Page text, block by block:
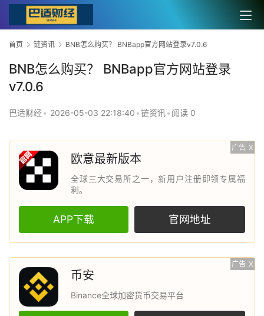
首页 链资讯 BNB怎么购买？ BNBapp官方网站登录v7.0.6
BNB怎么购买？ BNBapp官方网站登录
v7.0.6
巴适财经• 2026-05-03 22:18:40 •链资讯 • 阅读 0
广告 X
欧意最新版本
全球三大交易所之一，新用户注册即领专属福
利。
APP下载 官网地址
广告 X
币安
Binance全球加密货币交易平台